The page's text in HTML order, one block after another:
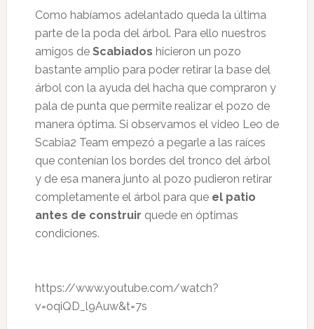
Como habíamos adelantado queda la última
parte de la poda del árbol. Para ello nuestros
amigos de Scabiados hicieron un pozo
bastante amplio para poder retirar la base del
árbol con la ayuda del hacha que compraron y
pala de punta que permite realizar el pozo de
manera óptima. Si observamos el video Leo de
Scabia2 Team empezó a pegarle a las raíces
que contenían los bordes del tronco del árbol
y de esa manera junto al pozo pudieron retirar
completamente el árbol para que el patio
antes de construir quede en óptimas
condiciones.
https://www.youtube.com/watch?
v=oqiQD_l9Auw&t=7s